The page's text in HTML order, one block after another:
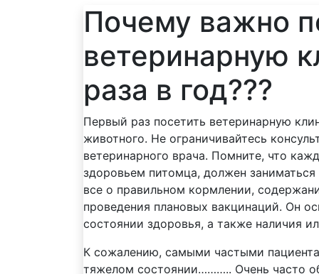
Почему важно
ветеринарную
раза в год???
Первый раз посетить ветеринарную
животного. Не ограничивайтесь
ветеринарного врача. Помните, что
здоровьем питомца, должен
все о правильном кормлении,
проведения плановых вакцинаций. Он
состоянии здоровья, а также наличия
К сожалению, самыми частыми
тяжелом состоянии……….. Очень часто